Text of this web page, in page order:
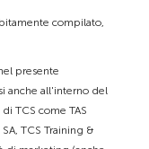
compilato,
presente
anche all'interno del
TCS come TAS
TCS Training &